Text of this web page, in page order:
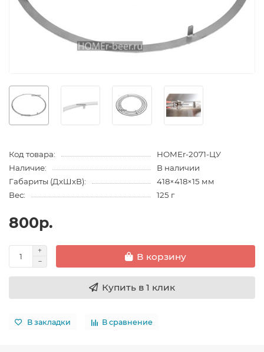
Код товара:
HOMEr-2071-ЦУ
Наличие:
В наличии
Габариты (ДхШхВ):
418×418×15 мм
Вес:
125 г
800р.
В корзину
Купить в 1 клик
В закладки В сравнение